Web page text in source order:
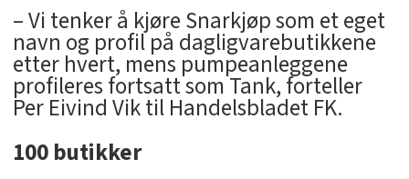
– Vi tenker å kjøre Snarkjøp som et eget
navn og profil på dagligvarebutikkene
etter hvert, mens pumpeanleggene
profileres fortsatt som Tank, forteller
Per Eivind Vik til Handelsbladet FK.
100 butikker